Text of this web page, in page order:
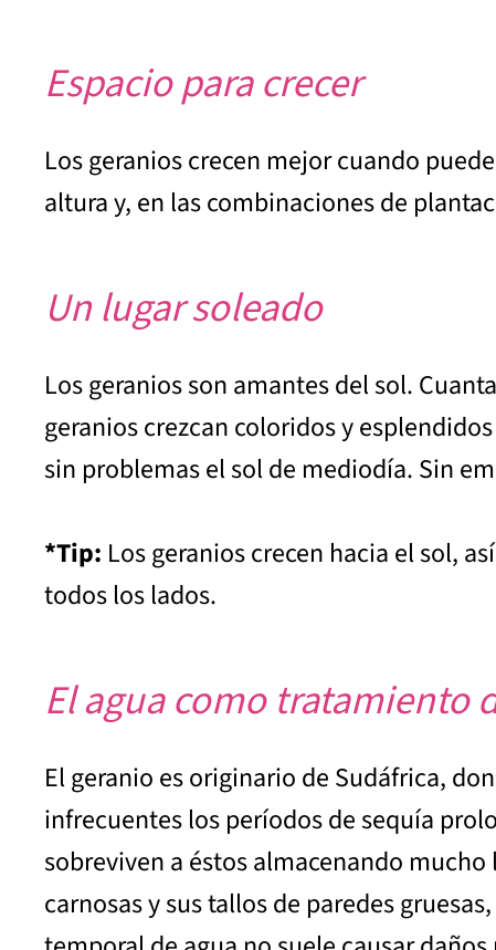
Espacio para crecer
Los geranios crecen mejor cuando
altura y, en las combinaciones de
Un lugar soleado
Los geranios son amantes del sol.
geranios crezcan coloridos y
sin problemas el sol de mediodía. Sin
*Tip: Los geranios crecen hacia el sol,
todos los lados.
El agua como tratamiento
El geranio es originario de Sudáfrica,
infrecuentes los períodos de sequía
sobreviven a éstos almacenando
carnosas y sus tallos de paredes